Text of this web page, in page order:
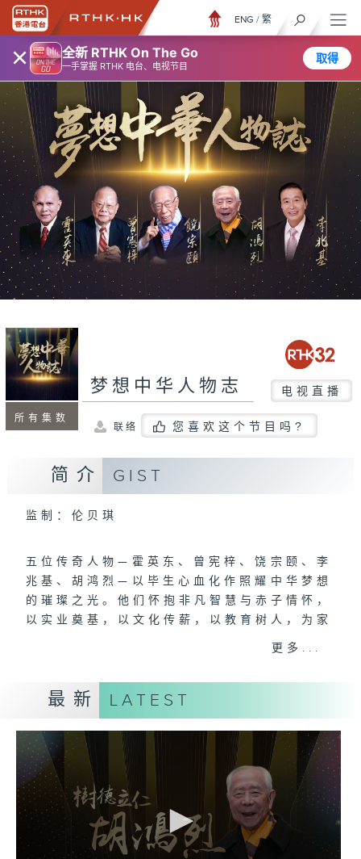
× 全新 RTHK On The Go
一手掌握 RTHK 电台、电视节目
取得
ENG / 繁
所有集数
梦想中华人物志 电视直播
联络 您喜欢这个节目吗?
简介 GIST
监制：伦贝琪
五位传奇人物—霍英东、曾宪梓、饶宗颐、李
兆基、胡鸿烈—以毕生心血化作照耀中华梦想
的璀璨之光。他们怀抱非凡智慧与赤子情怀，
以实业奠基，以文化传薪，以教育树人，为家
国立心。本节目将细述他们如何一生坚守信
们如何让中华文明的薪火绵延不息，书写壮丽
的篇章。
更多...
最新 LATEST